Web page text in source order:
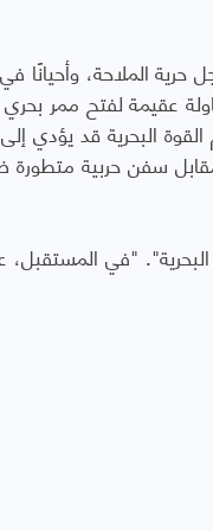
الملاحة، وأحيانًا
عقيمة لفتح ممر بحري
البحرية قد يؤدي
سفن حربية متطورة
البحرية". "في